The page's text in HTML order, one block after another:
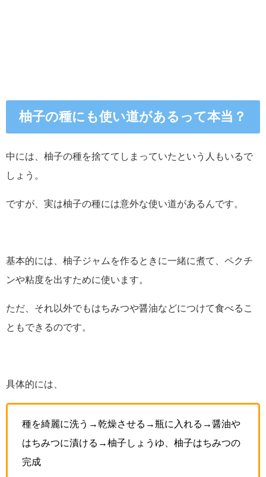
柚子の種にも使い道があるって本当？
中には、柚子の種を捨ててしまっていたという人もいるで
しょう。
ですが、実は柚子の種には意外な使い道があるんです。
基本的には、柚子ジャムを作るときに一緒に煮て、ペクチ
ンや粘度を出すために使います。
ただ、それ以外でもはちみつや醤油などにつけて食べるこ
ともできるのです。
具体的には、
種を綺麗に洗う→乾燥させる→瓶に入れる→醤油や
はちみつに漬ける→柚子しょうゆ、柚子はちみつの
完成